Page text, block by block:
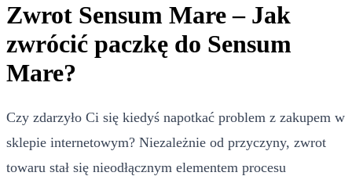
Zwrot Sensum Mare – Jak
zwrócić paczkę do Sensum
Mare?
Czy zdarzyło Ci się kiedyś napotkać problem z zakupem w
sklepie internetowym? Niezależnie od przyczyny, zwrot
towaru stał się nieodłącznym elementem procesu